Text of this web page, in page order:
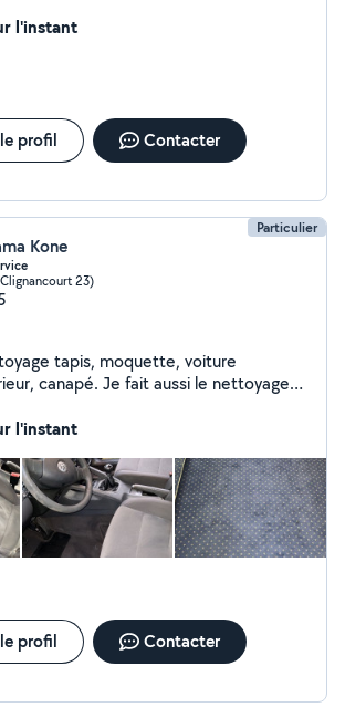
des annonces, le relationnel avec
détail, du début à la fin.
l'instant
profil Contacter
Particulier
Kone
23)
tapis, moquette, voiture
canapé. Je fait aussi le nettoyage
l'instant
profil Contacter